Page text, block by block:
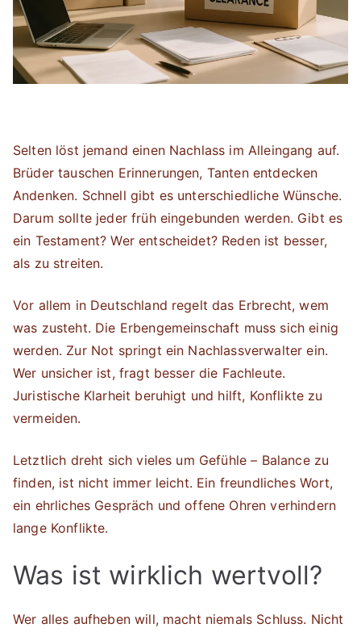
Selten löst jemand einen Nachlass im Alleingang auf.
Brüder tauschen Erinnerungen, Tanten entdecken
Andenken. Schnell gibt es unterschiedliche Wünsche.
Darum sollte jeder früh eingebunden werden. Gibt es
ein Testament? Wer entscheidet? Reden ist besser,
als zu streiten.
Vor allem in Deutschland regelt das Erbrecht, wem
was zusteht. Die Erbengemeinschaft muss sich einig
werden. Zur Not springt ein Nachlassverwalter ein.
Wer unsicher ist, fragt besser die Fachleute.
Juristische Klarheit beruhigt und hilft, Konflikte zu
vermeiden.
Letztlich dreht sich vieles um Gefühle – Balance zu
finden, ist nicht immer leicht. Ein freundliches Wort,
ein ehrliches Gespräch und offene Ohren verhindern
lange Konflikte.
Was ist wirklich wertvoll?
Wer alles aufheben will, macht niemals Schluss. Nicht